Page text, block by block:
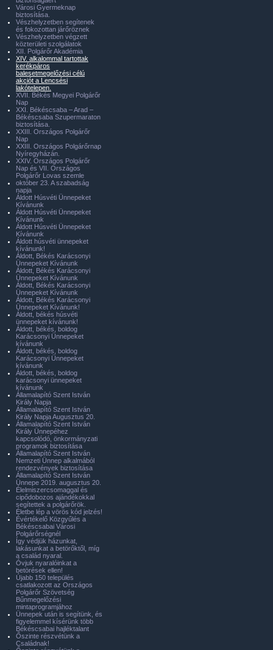
Városi Gyermeknap
biztosítása.
Vészhelyzetben segítenek
és fokozottan járőröznek
Vészhelyzetben végzett
közterületi szolgálatok
XII. Polgárőr Akadémia
XIV. alkalommal tartottak
kerékpáros
balesetmegelőzési célú
akciót a Lencsési
lakótelepen.
XVII. Békés Megyei Polgárőr
Nap
XXI. Békéscsaba – Arad –
Békéscsaba Szupermaraton
biztosítása.
XXIII. Országos Polgárőr
Nap
XXIII. Országos Polgárőrnap
Nyíregyházán.
XXIV. Országos Polgárőr
Nap és VII. Országos
Polgárőr Lovas szemle
október 23. A szabadság
napja
Áldott Húsvéti Ünnepeket
Kívánunk
Áldott Húsvéti Ünnepeket
Kívánunk
Áldott Húsvéti Ünnepeket
Kívánunk
Áldott húsvéti ünnepeket
kívánunk!
Áldott, Békés Karácsonyi
Ünnepeket Kívánunk
Áldott, Békés Karácsonyi
Ünnepeket Kívánunk
Áldott, Békés Karácsonyi
Ünnepeket Kívánunk
Áldott, Békés Karácsonyi
Ünnepeket Kívánunk!
Áldott, békés húsvéti
ünnepeket kívánunk!
Áldott, békés, boldog
Karácsonyi Ünnepeket
kívánunk
Áldott, békés, boldog
Karácsonyi Ünnepeket
kívánunk
Áldott, békés, boldog
karácsonyi ünnepeket
kívánunk
Államalapító Szent István
Király Napja
Államalapító Szent István
Király Napja Augusztus 20.
Államalapító Szent István
Király Ünnepéhez
kapcsolódó, önkormányzati
programok biztosítása
Államalapító Szent István
Nemzeti Ünnep alkalmából
rendezvények biztosítása
Államalapító Szent István
Ünnepe 2019. augusztus 20.
Élelmiszercsomaggal és
cipődobozos ajándékokkal
segítettek a polgárőrök.
Életbe lép a vörös kód jelzés!
Évértékelő Közgyűlés a
Békéscsabai Városi
Polgárőrségnél
Így védjük házunkat,
lakásunkat a betörőktől, míg
a család nyaral.
Óvjuk nyaralóinkat a
betörések ellen!
Újabb 150 település
csatlakozott az Országos
Polgárőr Szövetség
Bűnmegelőzési
mintaprogramjához
Ünnepek után is segítünk, és
figyelemmel kísérünk több
Békéscsabai hajléktalant
Őszinte részvétünk a
Családnak!